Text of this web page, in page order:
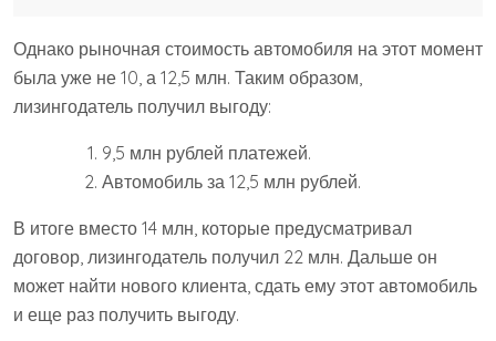
Однако рыночная стоимость автомобиля на этот момент
была уже не 10, а 12,5 млн. Таким образом,
лизингодатель получил выгоду:
9,5 млн рублей платежей.
Автомобиль за 12,5 млн рублей.
В итоге вместо 14 млн, которые предусматривал
договор, лизингодатель получил 22 млн. Дальше он
может найти нового клиента, сдать ему этот автомобиль
и еще раз получить выгоду.